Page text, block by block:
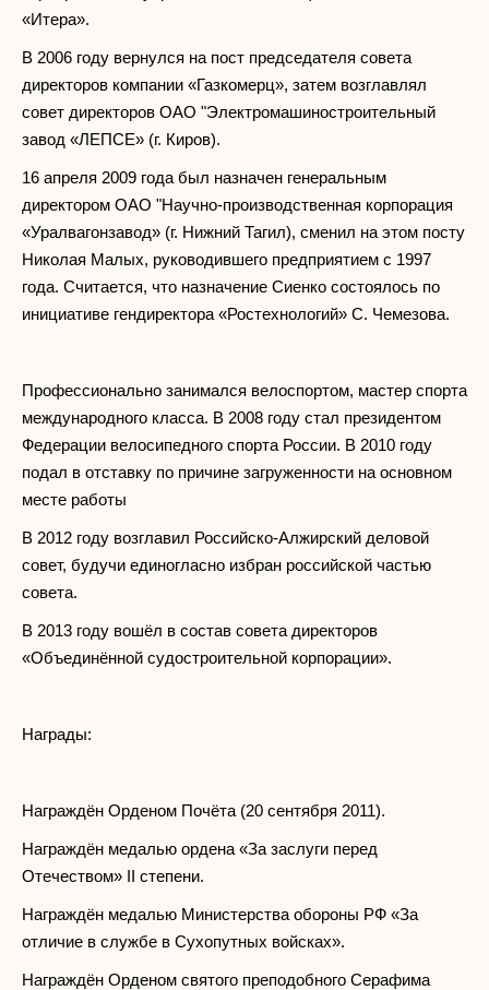
«Итера».
В 2006 году вернулся на пост председателя совета
директоров компании «Газкомерц», затем возглавлял
совет директоров ОАО "Электромашиностроительный
завод «ЛЕПСЕ» (г. Киров).
16 апреля 2009 года был назначен генеральным
директором ОАО "Научно-производственная корпорация
«Уралвагонзавод» (г. Нижний Тагил), сменил на этом посту
Николая Малых, руководившего предприятием с 1997
года. Считается, что назначение Сиенко состоялось по
инициативе гендиректора «Ростехнологий» С. Чемезова.
Профессионально занимался велоспортом, мастер спорта
международного класса. В 2008 году стал президентом
Федерации велосипедного спорта России. В 2010 году
подал в отставку по причине загруженности на основном
месте работы
В 2012 году возглавил Российско-Алжирский деловой
совет, будучи единогласно избран российской частью
совета.
В 2013 году вошёл в состав совета директоров
«Объединённой судостроительной корпорации».
Награды:
Награждён Орденом Почёта (20 сентября 2011).
Награждён медалью ордена «За заслуги перед
Отечеством» II степени.
Награждён медалью Министерства обороны РФ «За
отличие в службе в Сухопутных войсках».
Награждён Орденом святого преподобного Серафима